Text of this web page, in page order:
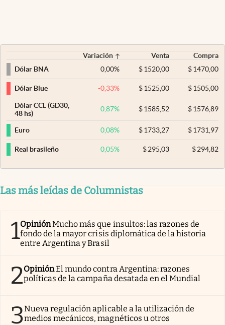
Variación Venta
Compra
Dólar BNA
0,00% $ 1520,00 $1470,00
Dólar Blue -0,33% $ 1525,00 $1505,00
Dólar CCL (GD30,
48 hs)
0,87% $ 1585,52 $1576,89
Euro 0,08% $ 1733,27 $1731,97
Real brasileño 0,05% $ 295,03 $294,82
Las más leídas de Columnistas
1OpiniónMucho más que insultos: las razones de
fondo de la mayor crisis diplomática de la historia
entre Argentina y Brasil
2OpiniónEl mundo contra Argentina: razones
políticas de la campaña desatada en el Mundial
3Nueva regulación aplicable a la utilización de
medios mecánicos, magnéticos u otros